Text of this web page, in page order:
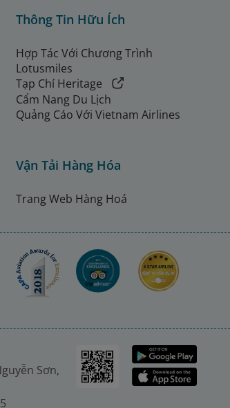
Thông Tin Hữu Ích
Hợp Tác Với Chương Trình
Lotusmiles
Tạp Chí Heritage
Cẩm Nang Du Lịch
Quảng Cáo Với Vietnam Airlines
Vận Tải Hàng Hóa
Trang Web Hàng Hoá
Sơn,